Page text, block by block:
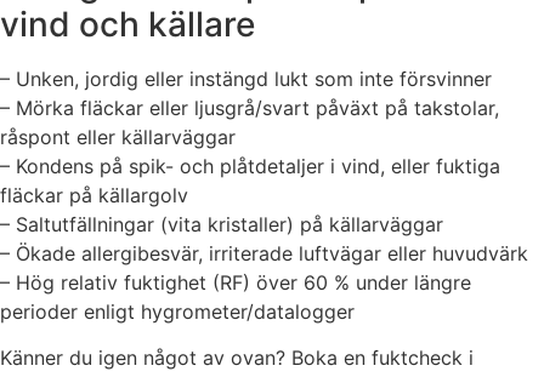
vind och källare
– Unken, jordig eller instängd lukt som inte försvinner
– Mörka fläckar eller ljusgrå/svart påväxt på takstolar,
råspont eller källarväggar
– Kondens på spik- och plåtdetaljer i vind, eller fuktiga
fläckar på källargolv
– Saltutfällningar (vita kristaller) på källarväggar
– Ökade allergibesvär, irriterade luftvägar eller huvudvärk
– Hög relativ fuktighet (RF) över 60 % under längre
perioder enligt hygrometer/datalogger
Känner du igen något av ovan? Boka en fuktcheck i